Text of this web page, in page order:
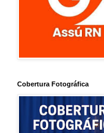
Cobertura Fotográfica